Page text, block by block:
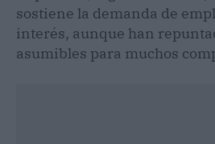
sostiene la demanda de
interés, aunque han
asumibles para muchos